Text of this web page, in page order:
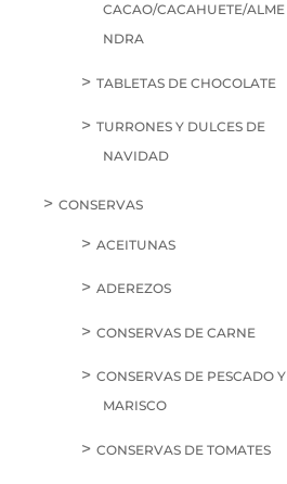
CACAO/CACAHUETE/ALME
NDRA
TABLETAS DE CHOCOLATE
TURRONES Y DULCES DE
NAVIDAD
CONSERVAS
ACEITUNAS
ADEREZOS
CONSERVAS DE CARNE
CONSERVAS DE PESCADO Y
MARISCO
CONSERVAS DE TOMATES